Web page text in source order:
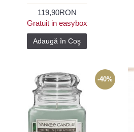
119,90RON
Gratuit in easybox
Adaugă în Coş
-40%